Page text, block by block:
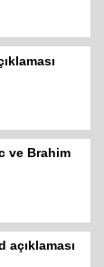
ve Brahim
açıklaması